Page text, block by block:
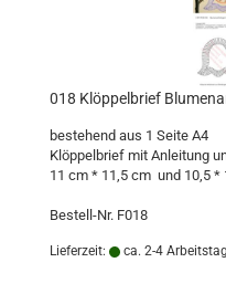
018 Klöppelbrief
bestehend aus 1 Seite A4
Klöppelbrief mit Anleitung
11 cm * 11,5 cm und 10,5 *
Bestell-Nr. F018
Lieferzeit: ca. 2-4